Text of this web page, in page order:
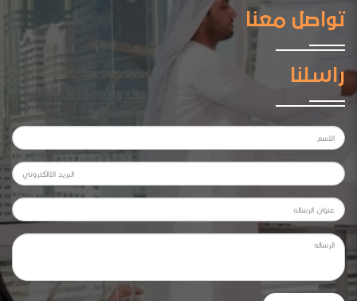
تواصل معنا
راسلنا